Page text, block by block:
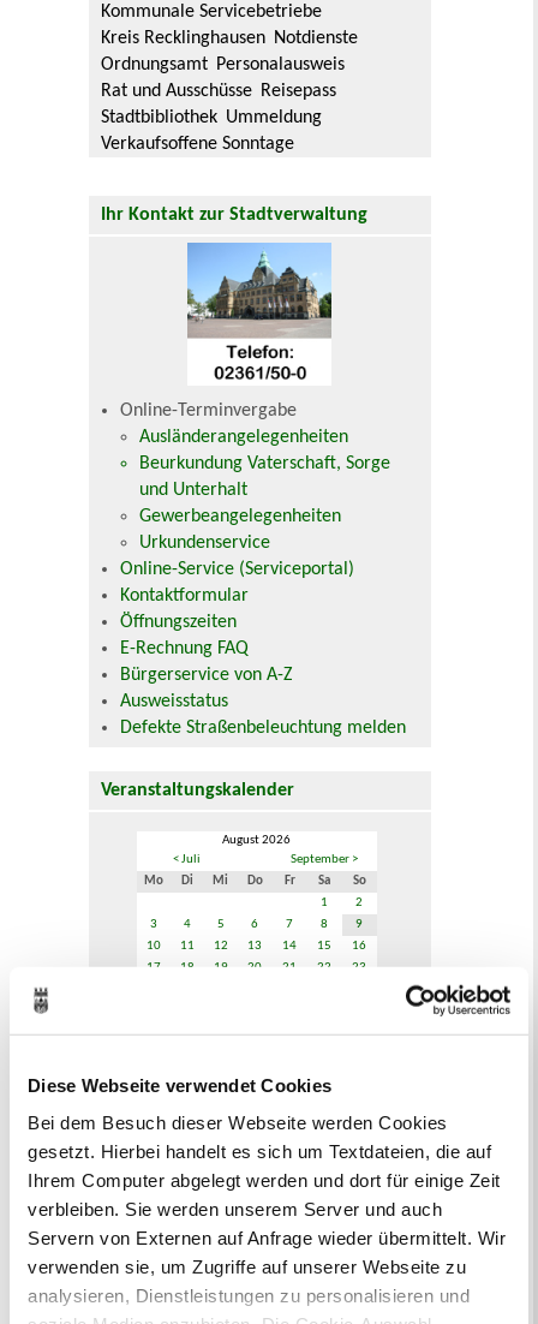
Diese Webseite verwendet Cookies
Bei dem Besuch dieser Webseite werden Cookies
gesetzt. Hierbei handelt es sich um Textdateien, die auf
Ihrem Computer abgelegt werden und dort für einige Zeit
verbleiben. Sie werden unserem Server und auch
Servern von Externen auf Anfrage wieder übermittelt. Wir
verwenden sie, um Zugriffe auf unserer Webseite zu
analysieren, Dienstleistungen zu personalisieren und
Kommunale Servicebetriebe
Kreis Recklinghausen Notdienste
Ordnungsamt Personalausweis
Rat und Ausschüsse Reisepass
Stadtbibliothek Ummeldung
Verkaufsoffene Sonntage
Ihr Kontakt zur Stadtverwaltung
Online-Terminvergabe
Ausländerangelegenheiten
Beurkundung Vaterschaft, Sorge
und Unterhalt
Gewerbeangelegenheiten
Urkundenservice
Online-Service (Serviceportal)
Kontaktformular
Öffnungszeiten
E-Rechnung FAQ
Bürgerservice von A-Z
Ausweisstatus
Defekte Straßenbeleuchtung melden
Veranstaltungskalender
August 2026
< Juli
September >
Mo
Di Mi Do Fr Sa
So
1
2
3
4 5 6 7 8
9
10
11 12 13 14 15
16
17
18 19 20 21 22
23
Zur Veranstaltungssuche
Bürgerbeteiligung
Online-Beteiligungsportal der
Stadtverwaltung
Bauleitplanung: Für Bürger*innen gibt